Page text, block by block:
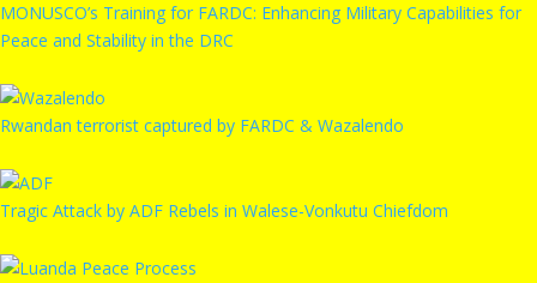
MONUSCO’s Training for FARDC: Enhancing Military Capabilities for
Peace and Stability in the DRC
Rwandan terrorist captured by FARDC & Wazalendo
Tragic Attack by ADF Rebels in Walese-Vonkutu Chiefdom